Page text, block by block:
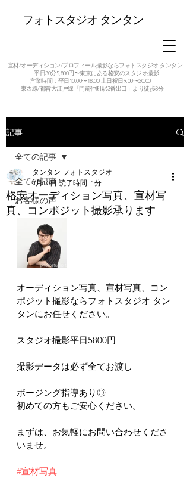
フォトスタジオ タンタン
宣材/オーディション/プロフィール撮影ならフォトスタジオ タンタン
平日30分5,800円〜東京にある格安のスタジオ撮影
営業時間：平日10:00〜18:00 土日祝日9:00〜20:00
東西線/都営大江戸線「門前仲町駅3番出口」より徒歩3分
記事
全ての記事
お客様の声
全ての記事
格安オーディション写真、宣材写
真、コンポジット撮影承ります
タンタン フォトスタジオ
4月10日 読了時間: 1分
オーディション写真、宣材写真、コン
ポジット撮影ならフォトスタジオ タン
タンにお任せください。
スタジオ撮影平日5800円
撮影データは必ず全てお渡し
ポージング指導あり◎
初めての方もご安心ください。
まずは、お気軽にお問い合わせくださ
いませ。
#宣材写真